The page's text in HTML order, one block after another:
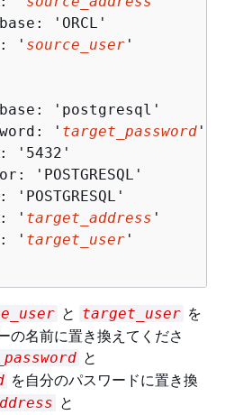
'
source_user '
'
target_password '
'
target_address '
'
target_user '
と target_user を
の名前に置き換えてくださ
と
を自分のパスワードに置き換
と